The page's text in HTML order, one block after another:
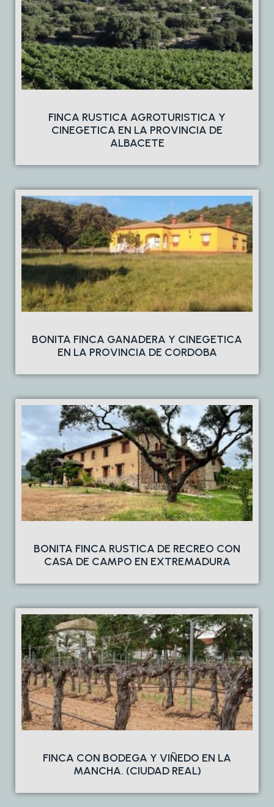
FINCA RUSTICA AGROTURISTICA Y
CINEGETICA EN LA PROVINCIA DE
ALBACETE
BONITA FINCA GANADERA Y CINEGETICA
EN LA PROVINCIA DE CORDOBA
BONITA FINCA RUSTICA DE RECREO CON
CASA DE CAMPO EN EXTREMADURA
FINCA CON BODEGA Y VIÑEDO EN LA
MANCHA. (CIUDAD REAL)